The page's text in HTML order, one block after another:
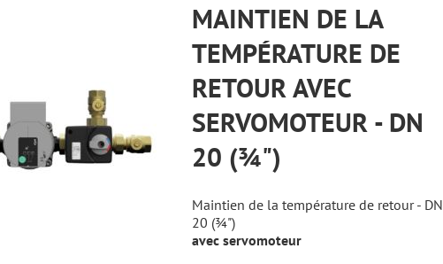
MAINTIEN DE LA
TEMPÉRATURE DE
RETOUR AVEC
SERVOMOTEUR - DN
20 (¾")
Maintien de la température de retour - DN
20 (¾")
avec servomoteur